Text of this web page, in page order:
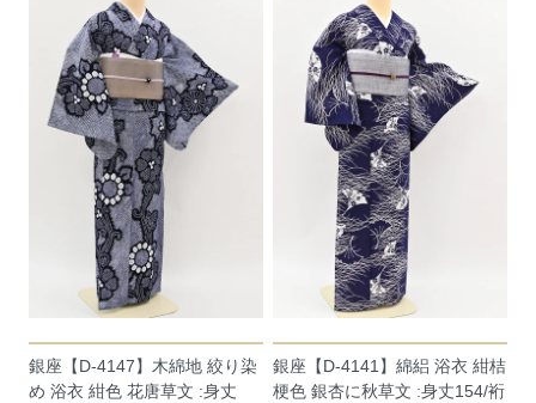
銀座【D-4147】木綿地 絞り染
め 浴衣 紺色 花唐草文 :身丈
銀座【D-4141】綿絽 浴衣 紺桔
梗色 銀杏に秋草文 :身丈154/裄